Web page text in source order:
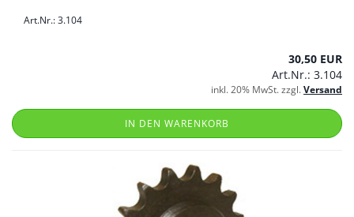
Art.Nr.: 3.104
30,50 EUR
Art.Nr.: 3.104
inkl. 20% MwSt. zzgl.Versand
IN DEN WARENKORB